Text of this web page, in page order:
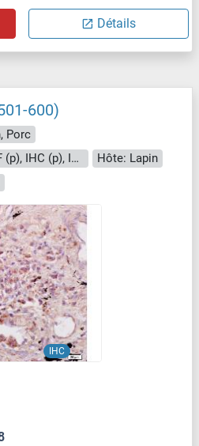
Détails
600)
Porc
WB, ELISA, FACS, IF (cc), IF (p), IHC (p), IHC (fro)
Hôte: Lapin
IHC